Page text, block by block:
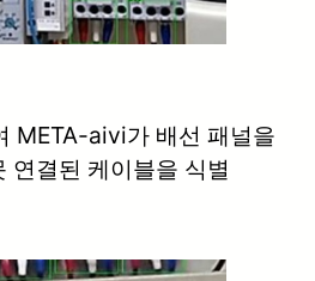
META-aivi가 배선 패널을
연결된 케이블을 식별